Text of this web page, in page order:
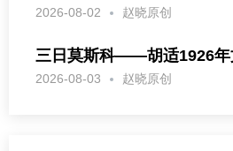
2026-08-02 赵晓原创
三日莫斯科——胡适1926年
2026-08-03 赵晓原创